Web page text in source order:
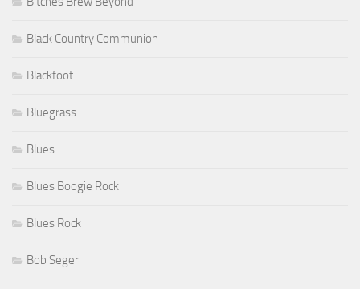
Black Country Communion
Blackfoot
Bluegrass
Blues
Blues Boogie Rock
Blues Rock
Bob Seger